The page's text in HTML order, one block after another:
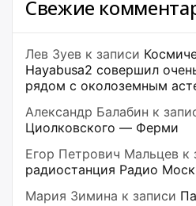
Свежие
Лев Зуев к записи
Hayabusa2 совершил
рядом с околоземным
Александр Балабин к
Циолковского — Ферми
Егор Петрович Мальцев к
радиостанция Радио
Мария Зимина к записи